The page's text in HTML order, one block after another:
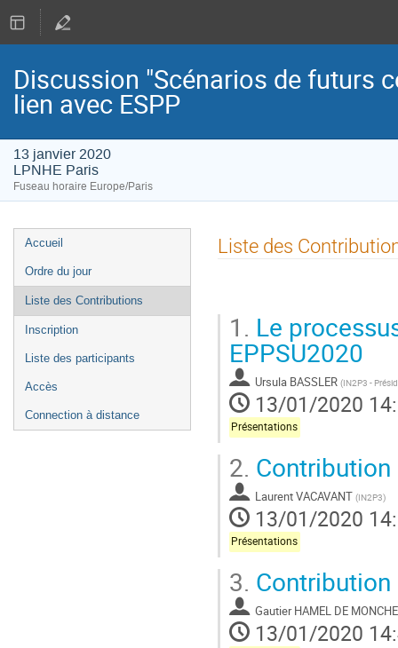
Discussion "Scénarios de futurs
lien avec ESPP
13 janvier 2020
LPNHE Paris
Fuseau horaire Europe/Paris
Menu
de
l'événement
Accueil
Ordre du jour
Liste des Contributions
Inscription
Liste des participants
Accès
Connection à distance
Liste des
1. Le
EPPSU2020
Ursula BASSLER (IN2P3 -
13/01/2020
Présentations
2.
Laurent VACAVANT (IN2P3)
13/01/2020
Présentations
3.
Gautier HAMEL DE
13/01/2020